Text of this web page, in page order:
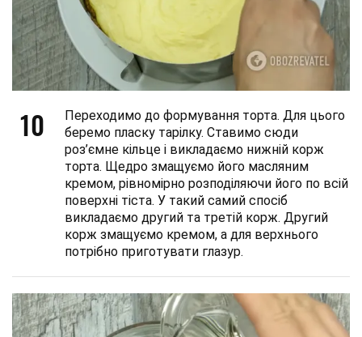
10
Переходимо до формування торта. Для цього
беремо пласку тарілку. Ставимо сюди
роз’ємне кільце і викладаємо нижній корж
торта. Щедро змащуємо його масляним
кремом, рівномірно розподіляючи його по всій
поверхні тіста. У такий самий спосіб
викладаємо другий та третій корж. Другий
корж змащуємо кремом, а для верхнього
потрібно приготувати глазур.